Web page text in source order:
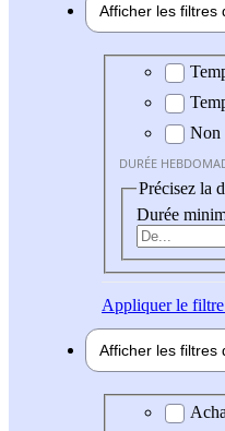
Afficher les filtres
Durée
Non
DURÉE
Précisez la
Durée
Appliquerle filtre
Afficher les filtres
Domaine